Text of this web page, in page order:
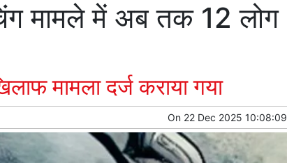
मामले में अब तक 12 लोग
मामला दर्ज कराया गया
On 22 Dec 2025 10:08:09